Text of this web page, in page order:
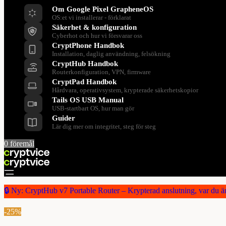
Om Google Pixel GrapheneOS
OS:et vi installerar - förklarat
Säkerhet & konfiguration
Cyberhot och hur vi försvarar oss
CryptPhone Handbok
Installation, daglig användning, felsökning
CryptHub Handbok
Routerkonfiguration, VPN, firmware
CryptPad Handbok
Hårdvara, operativsystem, krypterade säkerhetskopior
Tails OS USB Manual
USB-startbart OS, hur man gör
Guider
Lär dig mer om integritet, steg för steg
0 föremål
🔒 Ny: CryptHub v7 Portable Router – Krypterad anslutning, var du
-25%